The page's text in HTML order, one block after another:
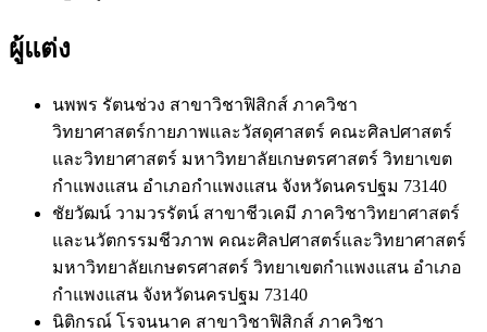
ผู้แต่ง
นพพร รัตนช่วง สาขาวิชาฟิสิกส์ ภาควิชา
วิทยาศาสตร์กายภาพและวัสดุศาสตร์ คณะศิลปศาสตร์
และวิทยาศาสตร์ มหาวิทยาลัยเกษตรศาสตร์ วิทยาเขต
กำแพงแสน อำเภอกำแพงแสน จังหวัดนครปฐม 73140
ชัยวัฒน์ วามวรรัตน์ สาขาชีวเคมี ภาควิชาวิทยาศาสตร์
และนวัตกรรมชีวภาพ คณะศิลปศาสตร์และวิทยาศาสตร์
มหาวิทยาลัยเกษตรศาสตร์ วิทยาเขตกำแพงแสน อำเภอ
กำแพงแสน จังหวัดนครปฐม 73140
นิติกรณ์ โรจนนาค สาขาวิชาฟิสิกส์ ภาควิชา